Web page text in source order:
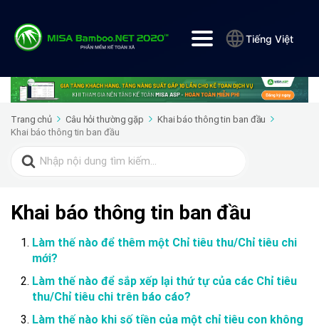
Tiếng Việt
Trang chủ Câu hỏi thường gặp
Khai báo thông tin ban đầu
Khai báo thông tin ban đầu
Search
for:
Khai báo thông tin ban đầu
Làm thế nào để thêm một Chỉ tiêu thu/Chỉ tiêu chi
mới?
Làm thế nào để sắp xếp lại thứ tự của các Chỉ tiêu
thu/Chỉ tiêu chi trên báo cáo?
Làm thế nào khi số tiền của một chỉ tiêu con không